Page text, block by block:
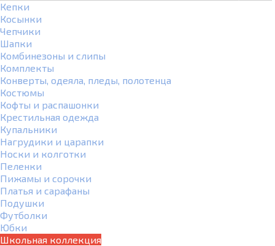
Кепки
Косынки
Чепчики
Шапки
Комбинезоны и слипы
Комплекты
Конверты, одеяла, пледы, полотенца
Костюмы
Кофты и распашонки
Крестильная одежда
Купальники
Нагрудики и царапки
Носки и колготки
Пеленки
Пижамы и сорочки
Платья и сарафаны
Подушки
Футболки
Юбки
Школьная коллекция